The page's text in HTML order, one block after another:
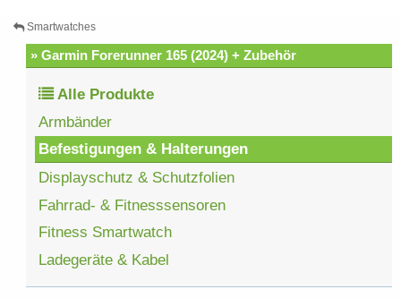
Smartwatches
» Garmin Forerunner 165 (2024) + Zubehör
Alle Produkte
Armbänder
Befestigungen & Halterungen
Displayschutz & Schutzfolien
Fahrrad- & Fitnesssensoren
Fitness Smartwatch
Ladegeräte & Kabel